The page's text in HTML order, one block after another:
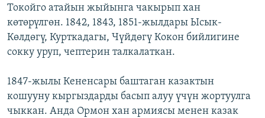
Токойго атайын жыйынга чакырып хан
көтөрүлгөн. 1842, 1843, 1851-жылдары Ысык-
Көлдөгү, Курткадагы, Чүйдөгү Кокон бийлигине
сокку уруп, чептерин талкалаткан.
1847-жылы Кененсары баштаган казактын
кошууну кыргыздарды басып алуу үчүн жортуулга
чыккан. Анда Ормон хан армиясы менен казак